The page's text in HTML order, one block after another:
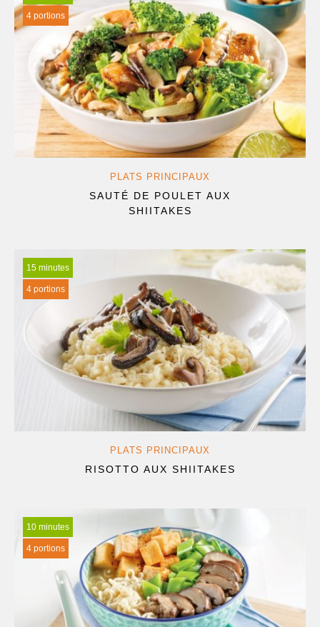
4 portions
PLATS PRINCIPAUX
SAUTÉ DE POULET AUX
SHIITAKES
15 minutes
4 portions
PLATS PRINCIPAUX
RISOTTO AUX SHIITAKES
10 minutes
4 portions